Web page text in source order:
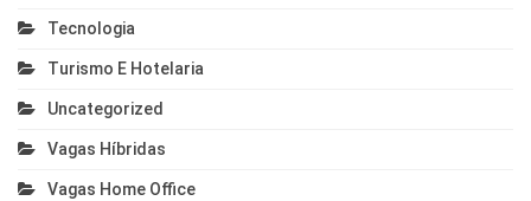
Tecnologia
Turismo E Hotelaria
Uncategorized
Vagas Híbridas
Vagas Home Office